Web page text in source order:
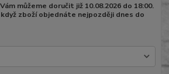
můžeme doručit již 10.08.2026 do 18:00.
zboží objednáte nejpozději dnes do